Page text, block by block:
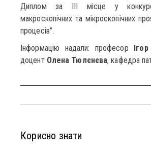
Диплом за ІІІ місце у
макроскопічних та мікроскопічних
процесів”.
Інформацію надали: професор
доцент Олена Тюлєнєва, кафедра
Корисно знати